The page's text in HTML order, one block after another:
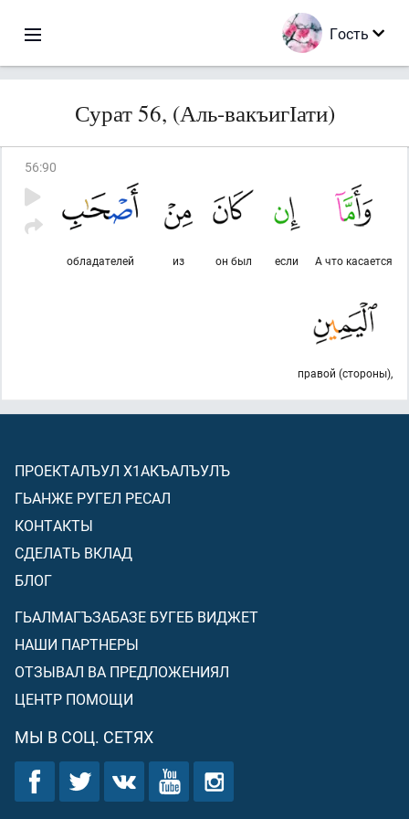
Гость
Сурат 56, (Аль-вакъигІати)
56:90
А что касается
если
он был
из
обладателей
правой (стороны),
ПРОЕКТАЛЪУЛ Х1АКЪАЛЪУЛЪ
ГЬАНЖЕ РУГЕЛ РЕСАЛ
КОНТАКТЫ
СДЕЛАТЬ ВКЛАД
БЛОГ
ГЬАЛМАГЪЗАБАЗЕ БУГЕБ ВИДЖЕТ
НАШИ ПАРТНЕРЫ
ОТЗЫВАЛ ВА ПРЕДЛОЖЕНИЯЛ
ЦЕНТР ПОМОЩИ
МЫ В СОЦ. СЕТЯХ